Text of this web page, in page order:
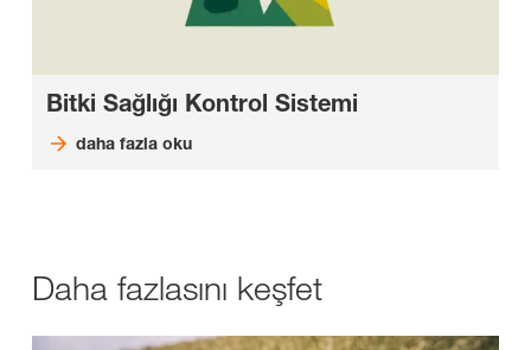
Bitki Sağlığı Kontrol Sistemi
daha fazla oku
Daha fazlasını keşfet